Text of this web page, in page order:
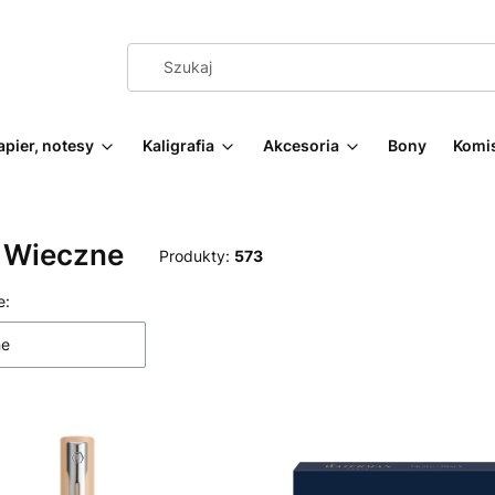
notesy Kaligrafia Akcesoria Bony
Produkty: 573